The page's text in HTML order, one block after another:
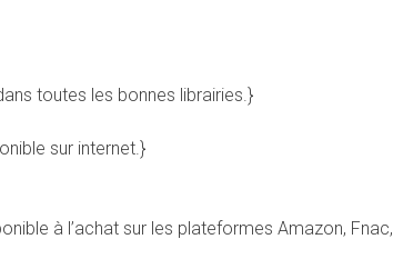
toutes les bonnes librairies.}
sur internet.}
à l’achat sur les plateformes Amazon, Fnac,